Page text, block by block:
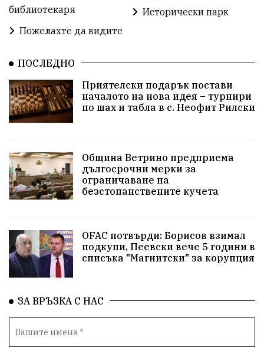
библиотекаря
Исторически парк
Пожелахте да видите
ПОСЛЕДНО
Приятелски подарък постави
началото на нова идея – турнири
по шах и табла в с. Неофит Рилски
Община Ветрино предприема
дългосрочни мерки за
ограничаване на
безстопанствените кучета
OFAC потвърди: Борисов взимал
подкупи, Пеевски вече 5 години в
списъка "Магнитски" за корупция
ЗА ВРЪЗКА С НАС